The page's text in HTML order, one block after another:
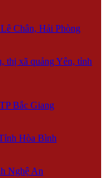
Chân, Hải Phòng
thị xã quảng Yên, tỉnh
Bắc Giang
Hòa Bình
Nghệ An